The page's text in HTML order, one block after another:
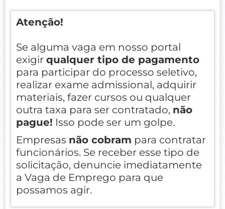
Atenção!
Se alguma vaga em nosso portal
exigir qualquer tipo de pagamento
para participar do processo seletivo,
realizar exame admissional, adquirir
materiais, fazer cursos ou qualquer
outra taxa para ser contratado, não
pague! Isso pode ser um golpe.
Empresas não cobram para contratar
funcionários. Se receber esse tipo de
solicitação, denuncie imediatamente
a Vaga de Emprego para que
possamos agir.